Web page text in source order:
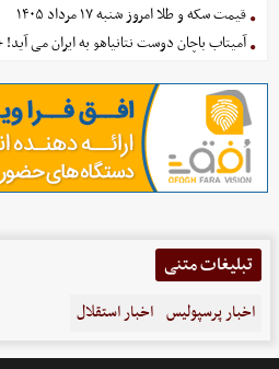
قیمت سکه و طلا امروز شنبه ۱۷ مرداد ۱۴۰۵
آمیتاب باچان دوست نتانیاهو به ایران می
تبلیغات متنی
اخبار پرسپولیس اخبار استقلال